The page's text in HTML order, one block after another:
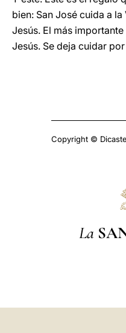
bien: San José cuida a
Jesús. El más
Jesús. Se deja cuidar
Copyright ©
La